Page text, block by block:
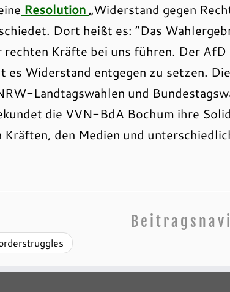
Resolution „Widerstand gegen
Dort heißt es: “Das
Kräfte bei uns führen. Der AfD
Widerstand entgegen zu setzen.
Landtagswahlen und
die VVN-BdA Bochum ihre
den Medien und